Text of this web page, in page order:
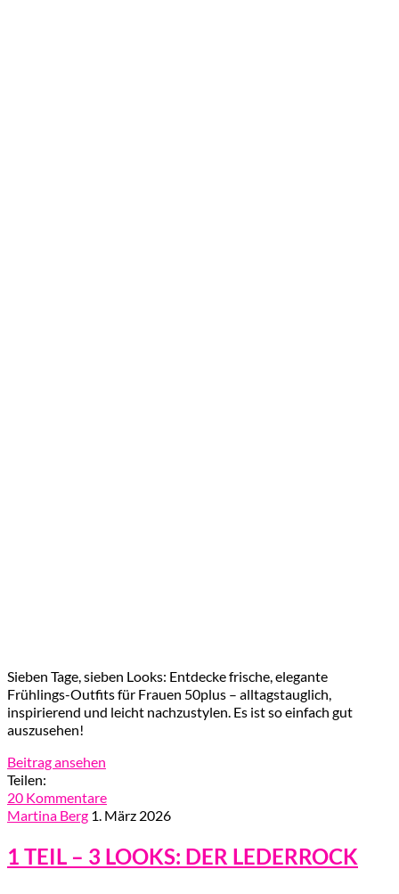
Sieben Tage, sieben Looks: Entdecke frische, elegante
Frühlings-Outfits für Frauen 50plus – alltagstauglich,
inspirierend und leicht nachzustylen. Es ist so einfach gut
auszusehen!
Beitrag ansehen
Teilen:
20 Kommentare
Martina Berg 1. März 2026
1 TEIL – 3 LOOKS: DER LEDERROCK